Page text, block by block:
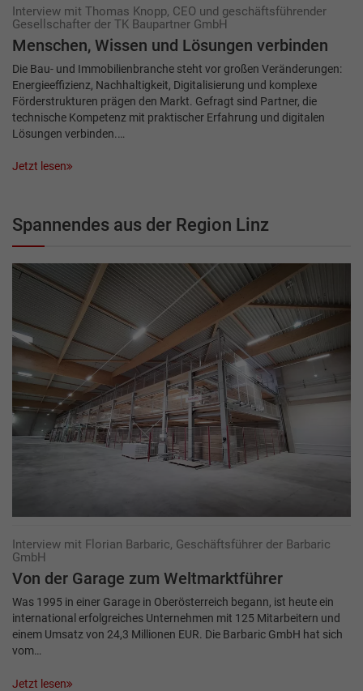
Interview mit Thomas Knopp, CEO und geschäftsführender
Gesellschafter der TK Baupartner GmbH
Menschen, Wissen und ­Lösungen verbinden
Die Bau- und Immobilienbranche steht vor großen Veränderungen:
Energieeffizienz, Nachhaltigkeit, Digitalisierung und komplexe
Förderstrukturen prägen den Markt. Gefragt sind Partner, die
technische Kompetenz mit praktischer Erfahrung und digitalen
Lösungen verbinden.…
Jetzt lesen
Spannendes aus der Region Linz
Interview mit Florian Barbaric, Geschäftsführer der Barbaric
GmbH
Von der Garage zum Weltmarktführer
Was 1995 in einer Garage in Oberösterreich begann, ist heute ein
international erfolgreiches Unternehmen mit 125 Mitarbeitern und
einem Umsatz von 24,3 Millionen EUR. Die Barbaric GmbH hat sich
vom…
Jetzt lesen